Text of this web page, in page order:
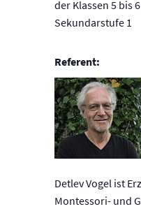
der Klassen 5 bis
Sekundarstufe 1
Referent:
Detlev Vogel ist
Montessori- und